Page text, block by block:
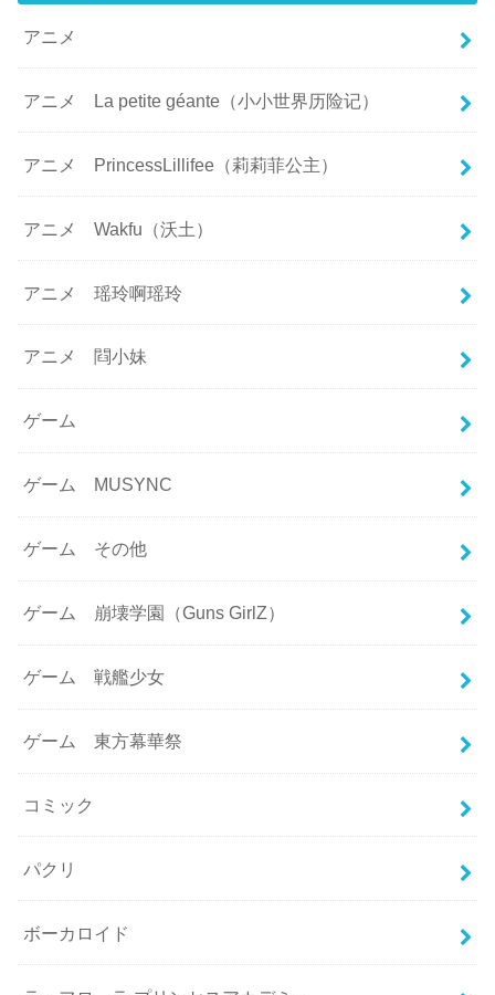
アニメ
アニメ La petite géante（小小世界历险记）
アニメ PrincessLillifee（莉莉菲公主）
アニメ Wakfu（沃土）
アニメ 瑶玲啊瑶玲
アニメ 閰小妹
ゲーム
ゲーム MUSYNC
ゲーム その他
ゲーム 崩壊学園（Guns GirlZ）
ゲーム 戦艦少女
ゲーム 東方幕華祭
コミック
パクリ
ボーカロイド